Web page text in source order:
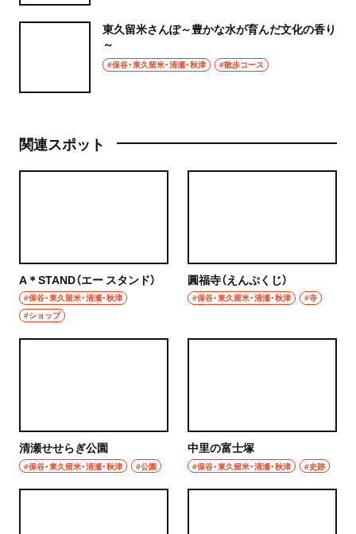
東久留米さんぽ～豊かな水が育んだ文化の香り
～
#保谷・東久留米・清瀬・秋津 #散歩コース
関連スポット
A＊STAND（エー スタンド）
#保谷・東久留米・清瀬・秋津
#ショップ
圓福寺（えんぷくじ）
#保谷・東久留米・清瀬・秋津 #寺
清瀬せせらぎ公園
#保谷・東久留米・清瀬・秋津 #公園
中里の富士塚
#保谷・東久留米・清瀬・秋津 #史跡